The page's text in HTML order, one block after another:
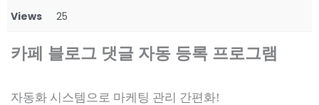
Views 25
카페 블로그 댓글 자동 등록 프로그램
자동화 시스템으로 마케팅 관리 간편화!